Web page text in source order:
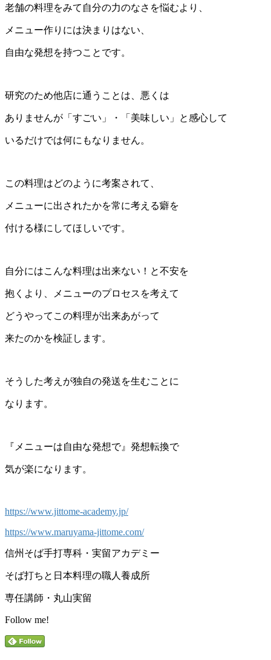
老舗の料理をみて自分の力のなさを悩むより、
メニュー作りには決まりはない、
自由な発想を持つことです。
研究のため他店に通うことは、悪くは
ありませんが「すごい」・「美味しい」と感心して
いるだけでは何にもなりません。
この料理はどのように考案されて、
メニューに出されたかを常に考える癖を
付ける様にしてほしいです。
自分にはこんな料理は出来ない！と不安を
抱くより、メニューのプロセスを考えて
どうやってこの料理が出来あがって
来たのかを検証します。
そうした考えが独自の発送を生むことに
なります。
『メニューは自由な発想で』発想転換で
気が楽になります。
https://www.jittome-academy.jp/
https://www.maruyama-jittome.com/
信州そば手打専科・実留アカデミー
そば打ちと日本料理の職人養成所
専任講師・丸山実留
Follow me!